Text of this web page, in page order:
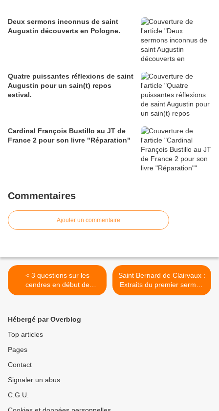
Deux sermons inconnus de saint
Augustin découverts en Pologne.
Quatre puissantes réflexions de saint
Augustin pour un sain(t) repos
estival.
Cardinal François Bustillo au JT de
France 2 pour son livre "Réparation"
Commentaires
Ajouter un commentaire
< 3 questions sur les
cendres en début de
carême.
Saint Bernard de Clairvaux :
Extraits du premier sermon
pour le carême. >
Hébergé par Overblog
Top articles
Pages
Contact
Signaler un abus
C.G.U.